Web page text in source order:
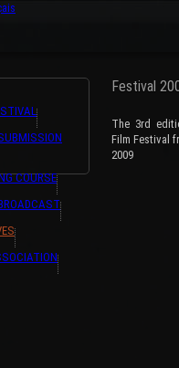
COURSE
Festival
The 3rd
Film Festival
2009